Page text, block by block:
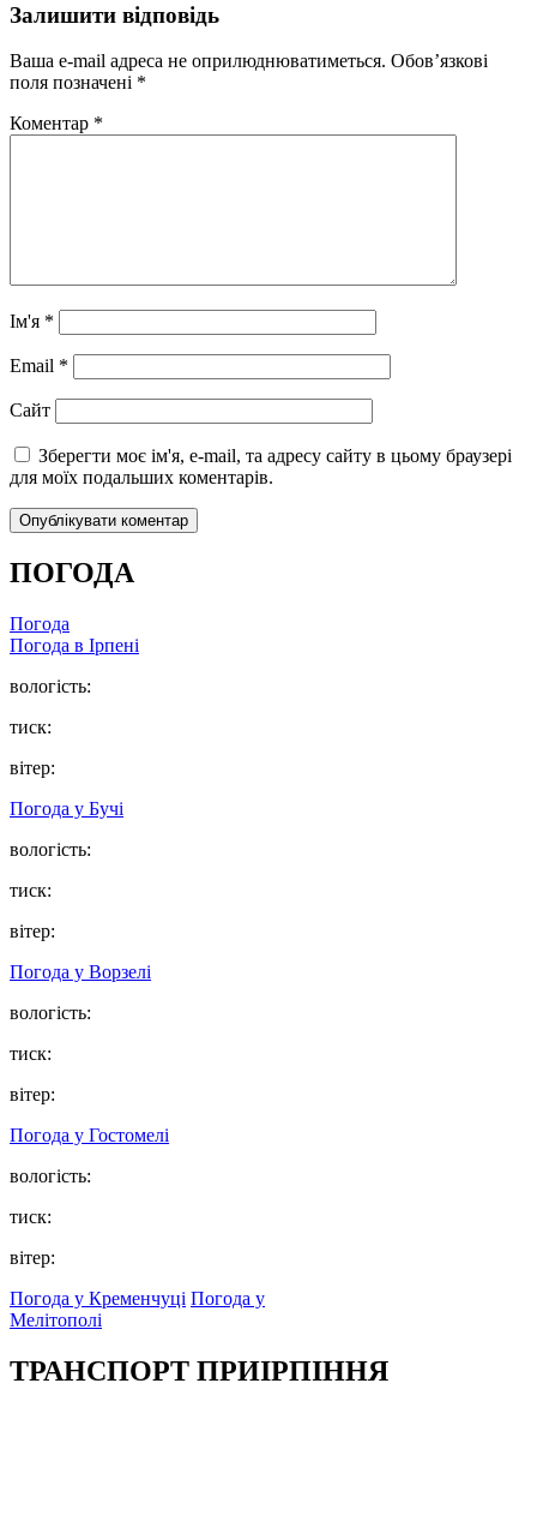
Залишити відповідь
Ваша e-mail адреса не оприлюднюватиметься. Обов’язкові
поля позначені *
Коментар *
Ім'я *
Email *
Сайт
Зберегти моє ім'я, e-mail, та адресу сайту в цьому браузері
для моїх подальших коментарів.
ПОГОДА
Погода
Погода в Ірпені
вологість:
тиск:
вітер:
Погода у Бучі
вологість:
тиск:
вітер:
Погода у Ворзелі
вологість:
тиск:
вітер:
Погода у Гостомелі
вологість:
тиск:
вітер:
Погода у Кременчуці Погода у
Мелітополі
ТРАНСПОРТ ПРИІРПІННЯ